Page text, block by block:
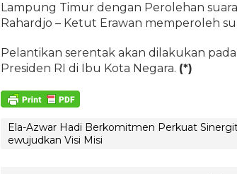
Lampung Timur dengan Perolehan
Rahardjo – Ketut Erawan memperoleh
Pelantikan serentak akan dilakukan
Presiden RI di Ibu Kota Negara. (*)
Ela-Azwar Hadi Berkomitmen Perkuat
ewujudkan Visi Misi